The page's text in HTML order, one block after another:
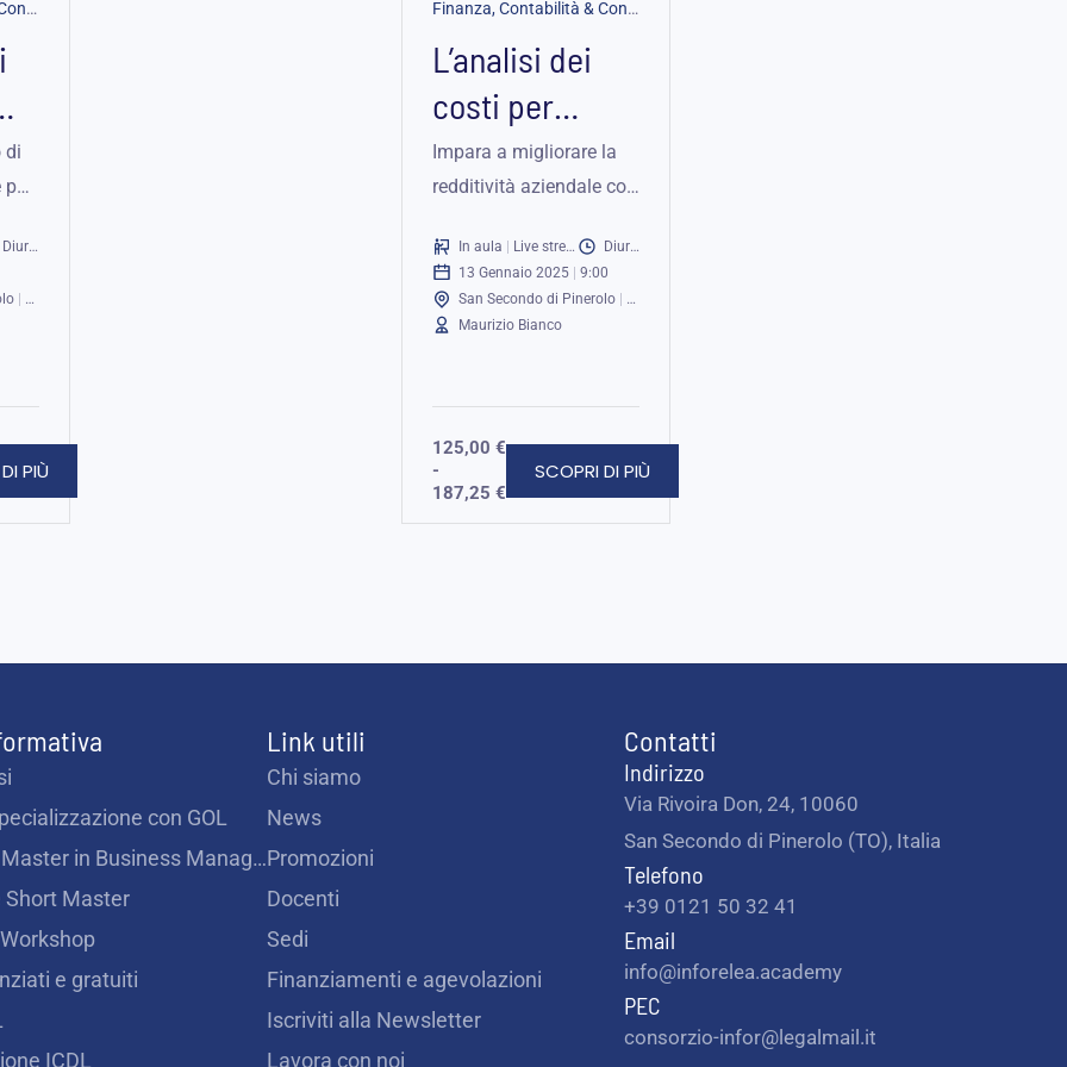
Finanza, Contabilità & Controllo di Gestione
di
Diurno
| Online
PIÙ
Finanza, Contabilità & Controllo di Gestione
L’analisi dei
costi per
migliorare la
redditività
Impara a migliorare la
redditività aziendale con
strumenti operativi e
strategici per decisioni
aziendali efficaci.
In aula | Live streaming
Diurno
13 Gennaio 2025| 9:00
San Secondo di Pinerolo| Online
Maurizio Bianco
125,00 €
-
187,25 €
SCOPRI DI PIÙ
con GOL
Intensive Master in Business Management
Short Master
e gratuiti
ICDL
Link utili
Chi siamo
News
Promozioni
Docenti
Sedi
Finanziamenti e agevolazioni
Iscriviti alla Newsletter
Lavora con noi
Contatti
Indirizzo
Via Rivoira Don, 24, 10060
San Secondo di Pinerolo (TO), Italia
Telefono
+39 0121 50 32 41
Email
info@inforelea.academy
PEC
consorzio-infor@legalmail.it